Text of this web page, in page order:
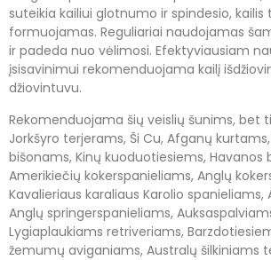
suteikia kailiui glotnumo ir spindesio,
formuojamas. Reguliariai naudojamas
ir padeda nuo vėlimosi. Efektyviausiam
įsisavinimui rekomenduojama kailį
džiovintuvu.
Rekomenduojama šių veislių šunims, bet
Jorkšyro terjerams, Ši Cu, Afganų
bišonams, Kinų kuoduotiesiems, Havanos
Amerikiečių kokerspanieliams, Anglų
Kavalieriaus karaliaus Karolio spanieliams,
Anglų springerspanieliams,
Lygiaplaukiams retriveriams,
žemumų aviganiams, Australų šilkiniams